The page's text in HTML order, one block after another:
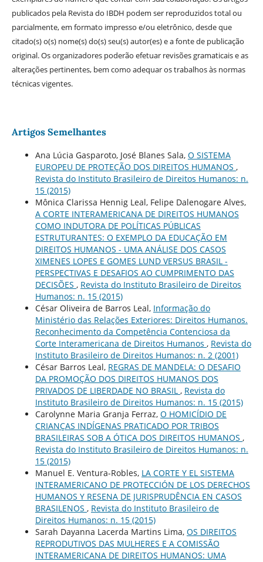
publicados pela Revista do IBDH podem ser reproduzidos total ou
parcialmente, em formato impresso e/ou eletrônico, desde que
citado(s) o(s) nome(s) do(s) seu(s) autor(es) e a fonte de publicação
original. Os organizadores poderão efetuar revisões gramaticais e as
alterações pertinentes, bem como adequar os trabalhos às normas
técnicas vigentes.
Artigos Semelhantes
Ana Lúcia Gasparoto, José Blanes Sala, O SISTEMA
EUROPEU DE PROTEÇÃO DOS DIREITOS HUMANOS ,
Revista do Instituto Brasileiro de Direitos Humanos: n.
15 (2015)
Mônica Clarissa Hennig Leal, Felipe Dalenogare Alves,
A CORTE INTERAMERICANA DE DIREITOS HUMANOS
COMO INDUTORA DE POLÍTICAS PÚBLICAS
ESTRUTURANTES: O EXEMPLO DA EDUCAÇÃO EM
DIREITOS HUMANOS - UMA ANÁLISE DOS CASOS
XIMENES LOPES E GOMES LUND VERSUS BRASIL -
PERSPECTIVAS E DESAFIOS AO CUMPRIMENTO DAS
DECISÕES , Revista do Instituto Brasileiro de Direitos
Humanos: n. 15 (2015)
César Oliveira de Barros Leal, Informação do
Ministério das Relações Exteriores: Direitos Humanos.
Reconhecimento da Competência Contenciosa da
Corte Interamericana de Direitos Humanos , Revista do
Instituto Brasileiro de Direitos Humanos: n. 2 (2001)
César Barros Leal, REGRAS DE MANDELA: O DESAFIO
DA PROMOÇÃO DOS DIREITOS HUMANOS DOS
PRIVADOS DE LIBERDADE NO BRASIL , Revista do
Instituto Brasileiro de Direitos Humanos: n. 15 (2015)
Carolynne Maria Granja Ferraz, O HOMICÍDIO DE
CRIANÇAS INDÍGENAS PRATICADO POR TRIBOS
BRASILEIRAS SOB A ÓTICA DOS DIREITOS HUMANOS ,
Revista do Instituto Brasileiro de Direitos Humanos: n.
15 (2015)
Manuel E. Ventura-Robles, LA CORTE Y EL SISTEMA
INTERAMERICANO DE PROTECCIÓN DE LOS DERECHOS
HUMANOS Y RESENA DE JURISPRUDÊNCIA EN CASOS
BRASILENOS , Revista do Instituto Brasileiro de
Direitos Humanos: n. 15 (2015)
Sarah Dayanna Lacerda Martins Lima, OS DIREITOS
REPRODUTIVOS DAS MULHERES E A COMISSÃO
INTERAMERICANA DE DIREITOS HUMANOS: UMA